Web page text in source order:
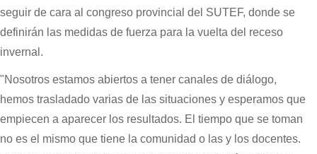
seguir de cara al congreso provincial del SUTEF, donde se
definirán las medidas de fuerza para la vuelta del receso
invernal.
"Nosotros estamos abiertos a tener canales de diálogo,
hemos trasladado varias de las situaciones y esperamos que
empiecen a aparecer los resultados. El tiempo que se toman
no es el mismo que tiene la comunidad o las y los docentes.